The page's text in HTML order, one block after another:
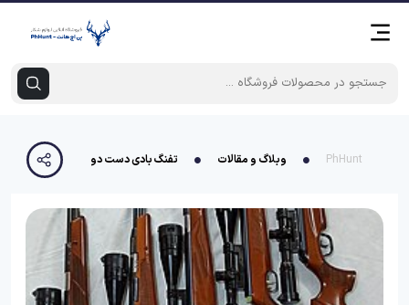
PhHunt وبلاگ و مقالات تفنگ بادی دست دو بخریم یا نه؟